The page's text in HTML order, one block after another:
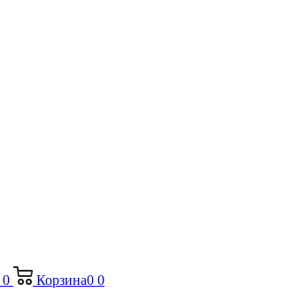
0 Корзина0 0